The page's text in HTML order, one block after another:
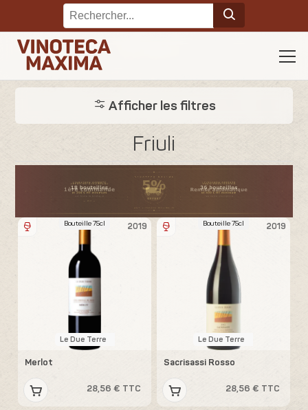
Afficher les filtres
Friuli
2019
Bouteille 75cl
Le Due Terre
Merlot
28,56 € TTC
2019
Bouteille 75cl
Le Due Terre
Sacrisassi Rosso
28,56 € TTC